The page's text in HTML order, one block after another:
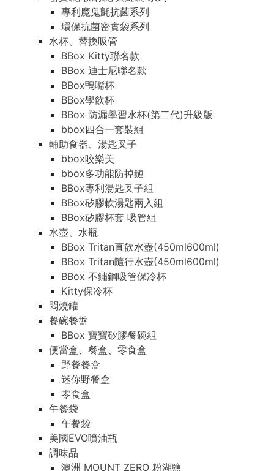
專利魔鬼氈抗菌系列
環保抗菌密實袋系列
水杯、替換吸管
BBox Kitty聯名款
BBox 迪士尼聯名款
BBox鴨嘴杯
BBox學飲杯
BBox 防漏學習水杯(第二代)升級版
bbox四合一套裝組
輔助食器、湯匙叉子
bbox咬樂美
bbox多功能防掉鏈
BBox專利湯匙叉子組
BBox矽膠軟湯匙兩入組
BBox矽膠杯套 吸管組
水壺、水瓶
BBox Tritan直飲水壺(450ml600ml)
BBox Tritan隨行水壺(450ml600ml)
BBox 不鏽鋼吸管保冷杯
Kitty保冷杯
悶燒罐
餐碗餐盤
BBox 寶寶矽膠餐碗組
便當盒、餐盒、零食盒
野餐餐盒
迷你野餐盒
零食盒
午餐袋
午餐袋
美國EVO噴油瓶
調味品
澳洲 MOUNT ZERO 粉湖鹽